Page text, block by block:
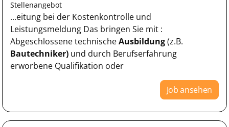
Stellenangebot
...eitung bei der Kostenkontrolle und
Leistungsmeldung Das bringen Sie mit :
Abgeschlossene technischeAusbildung(z.B.
Bautechniker) und durch Berufserfahrung
erworbene Qualifikation oder
Job ansehen